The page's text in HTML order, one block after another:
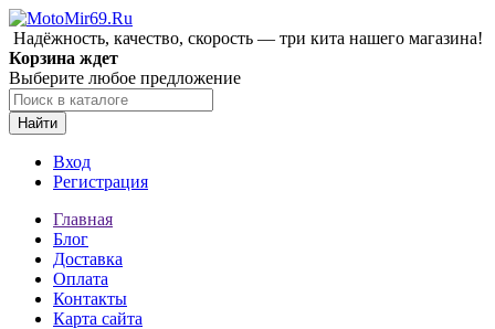
Надёжность, качество, скорость — три кита нашего магазина!
Корзина ждет
Выберите любое предложение
Найти
Вход
Регистрация
Главная
Блог
Доставка
Оплата
Контакты
Карта сайта